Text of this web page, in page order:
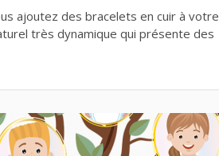
ajoutez des bracelets en cuir à votre
très dynamique qui présente des